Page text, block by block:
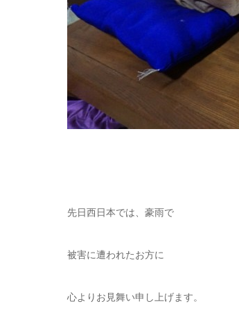
先日西日本では、豪雨で
被害に遭われたお方に
心よりお見舞い申し上げます。